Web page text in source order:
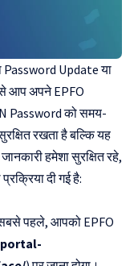
Password Update या
आप अपने EPFO
Password को समय-
रखता है बल्कि यह
हमेशा सुरक्षित रहे,
दी गई है:
पहले, आपको EPFO